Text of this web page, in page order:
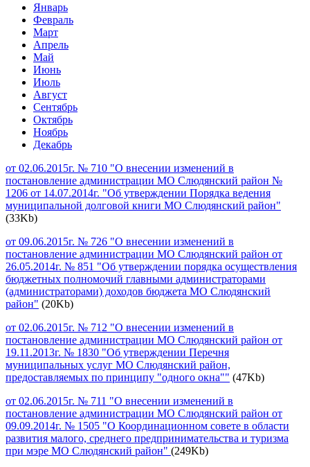
Январь
Февраль
Март
Апрель
Май
Июнь
Июль
Август
Сентябрь
Октябрь
Ноябрь
Декабрь
от 02.06.2015г. № 710 "О внесении изменений в
постановление администрации МО Слюдянский район №
1206 от 14.07.2014г. "Об утверждении Порядка ведения
муниципальной долговой книги МО Слюдянский район"
(33Kb)
от 09.06.2015г. № 726 "О внесении изменений в
постановление администрации МО Слюдянский район от
26.05.2014г. № 851 "Об утверждении порядка осуществления
бюджетных полномочий главными администраторами
(администраторами) доходов бюджета МО Слюдянский
район" (20Kb)
от 02.06.2015г. № 712 "О внесении изменений в
постановление администрации МО Слюдянский район от
19.11.2013г. № 1830 "Об утверждении Перечня
муниципальных услуг МО Слюдянский район,
предоставляемых по принципу "одного окна"" (47Kb)
от 02.06.2015г. № 711 "О внесении изменений в
постановление администрации МО Слюдянский район от
09.09.2014г. № 1505 "О Координационном совете в области
развития малого, среднего предпринимательства и туризма
при мэре МО Слюдянский район" (249Kb)